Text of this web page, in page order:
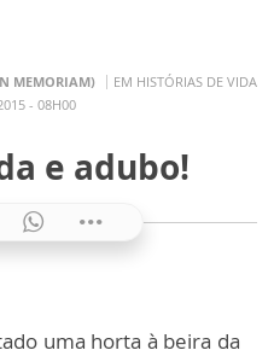
MEMORIAM)
EM HISTÓRIAS DE VIDA
- 08H00
e adubo!
uma horta à beira da